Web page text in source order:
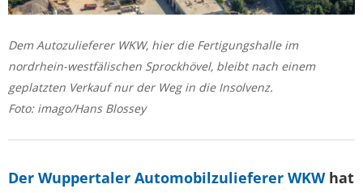
Dem Autozulieferer WKW, hier die Fertigungshalle im
nordrhein-westfälischen Sprockhövel, bleibt nach einem
geplatzten Verkauf nur der Weg in die Insolvenz.
Foto: imago/Hans Blossey
Der Wuppertaler Automobilzulieferer WKWhat